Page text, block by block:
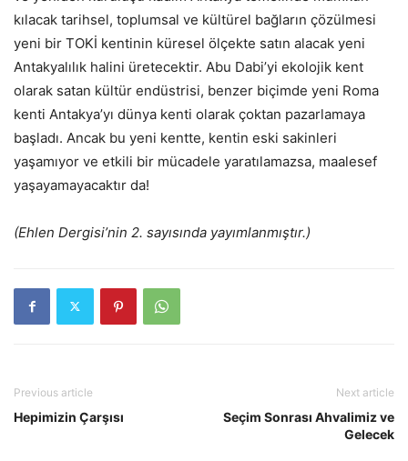
kılacak tarihsel, toplumsal ve kültürel bağların çözülmesi
yeni bir TOKİ kentinin küresel ölçekte satın alacak yeni
Antakyalılık halini üretecektir. Abu Dabi’yi ekolojik kent
olarak satan kültür endüstrisi, benzer biçimde yeni Roma
kenti Antakya’yı dünya kenti olarak çoktan pazarlamaya
başladı. Ancak bu yeni kentte, kentin eski sakinleri
yaşamıyor ve etkili bir mücadele yaratılamazsa, maalesef
yaşayamayacaktır da!
(Ehlen Dergisi’nin 2. sayısında yayımlanmıştır.)
Previous article
Hepimizin Çarşısı
Next article
Seçim Sonrası Ahvalimiz ve
Gelecek